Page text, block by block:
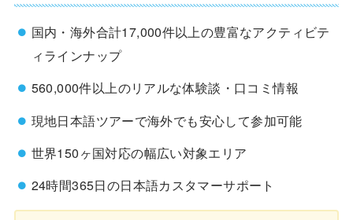
国内・海外合計17,000件以上の豊富なアクティビテ
ィラインナップ
560,000件以上のリアルな体験談・口コミ情報
現地日本語ツアーで海外でも安心して参加可能
世界150ヶ国対応の幅広い対象エリア
24時間365日の日本語カスタマーサポート